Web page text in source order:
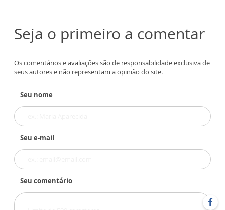
Seja o primeiro a comentar
Os comentários e avaliações são de responsabilidade exclusiva de
seus autores e não representam a opinião do site.
Seu nome
Seu e-mail
Seu comentário